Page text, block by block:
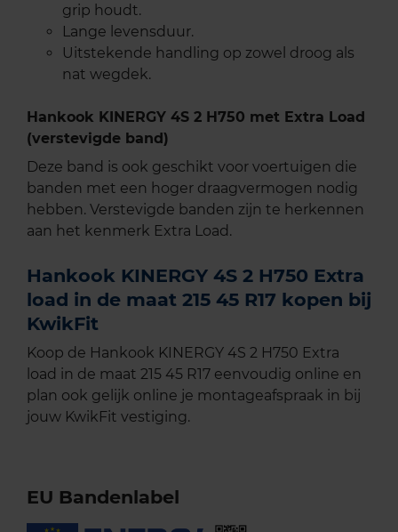
grip houdt.
Lange levensduur.
Uitstekende handling op zowel droog als
nat wegdek.
Hankook KINERGY 4S 2 H750 met Extra Load
(verstevigde band)
Deze band is ook geschikt voor voertuigen die
banden met een hoger draagvermogen nodig
hebben. Verstevigde banden zijn te herkennen
aan het kenmerk Extra Load.
Hankook KINERGY 4S 2 H750 Extra
load in de maat 215 45 R17 kopen bij
KwikFit
Koop de Hankook KINERGY 4S 2 H750 Extra
load in de maat 215 45 R17 eenvoudig online en
plan ook gelijk online je montageafspraak in bij
jouw KwikFit vestiging.
EU Bandenlabel